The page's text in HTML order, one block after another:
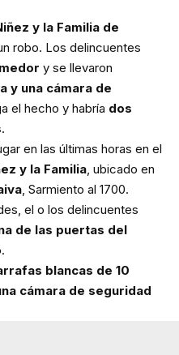
y la Familia de
robo. Los delincuentes
y se llevaron
y una cámara de
el hecho y habría dos
.
en las últimas horas en el
y la Familia , ubicado en
, Sarmiento al 1700.
el o los delincuentes
de las puertas del
blancas de 10
cámara de seguridad